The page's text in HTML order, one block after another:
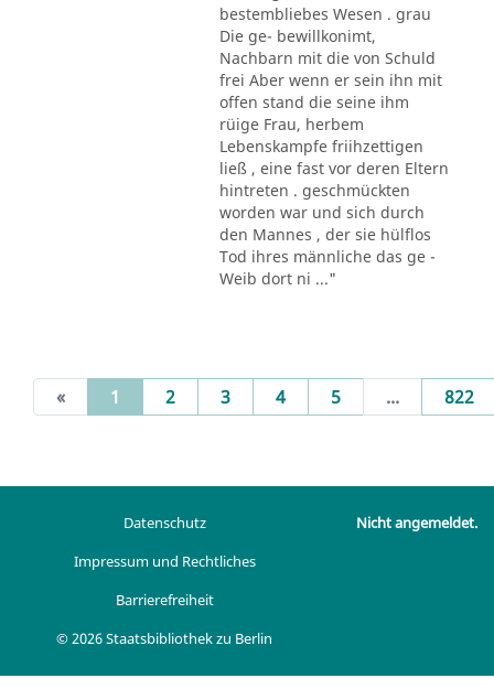
bestembliebes Wesen . grau
Die ge- bewillkonimt,
Nachbarn mit die von Schuld
frei Aber wenn er sein ihn mit
offen stand die seine ihm
rüige Frau, herbem
Lebenskampfe friihzettigen
ließ , eine fast vor deren Eltern
hintreten . geschmückten
worden war und sich durch
den Mannes , der sie hülflos
Tod ihres männliche das ge -
Weib dort ni ..."
« 1 (current)
2 3 4 5 ... 822
Datenschutz
Impressum und Rechtliches
Barrierefreiheit
© 2026 Staatsbibliothek zu Berlin
Nicht angemeldet.